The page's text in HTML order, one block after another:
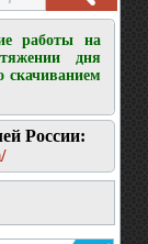
работы на
дня
скачиванием
России: